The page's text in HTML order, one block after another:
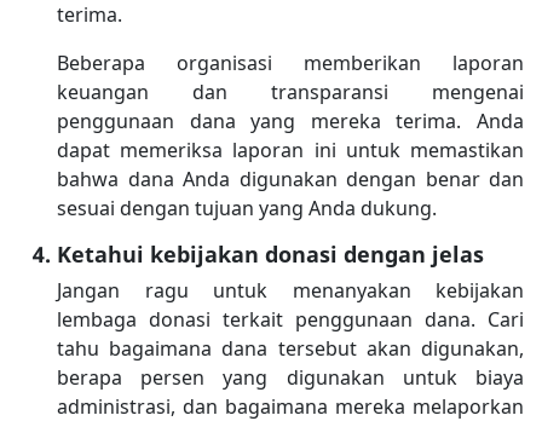
terima.
Beberapa organisasi memberikan laporan
keuangan dan transparansi mengenai
penggunaan dana yang mereka terima. Anda
dapat memeriksa laporan ini untuk memastikan
bahwa dana Anda digunakan dengan benar dan
sesuai dengan tujuan yang Anda dukung.
Ketahui kebijakan donasi dengan jelas
Jangan ragu untuk menanyakan kebijakan
lembaga donasi terkait penggunaan dana. Cari
tahu bagaimana dana tersebut akan digunakan,
berapa persen yang digunakan untuk biaya
administrasi, dan bagaimana mereka melaporkan